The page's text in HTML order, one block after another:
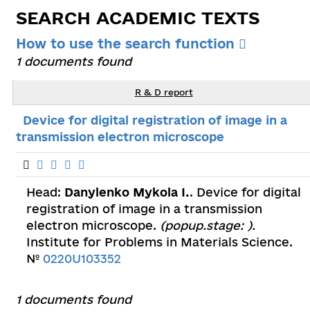
SEARCH ACADEMIC TEXTS
How to use the search function
1 documents found
R & D report
Device for digital registration of image in a
transmission electron microscope
Head: Danylenko Mykola I.. Device for digital
registration of image in a transmission
electron microscope. (popup.stage: ).
Institute for Problems in Materials Science.
№ 0220U103352
1 documents found